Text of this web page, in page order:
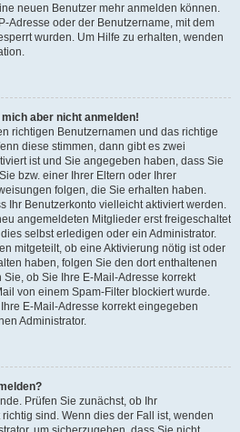
neuen Benutzer mehr anmelden können.
Adresse oder der Benutzername, mit dem
wurden. Um Hilfe zu erhalten, wenden
aber nicht anmelden!
richtigen Benutzernamen und das richtige
diese stimmen, dann gibt es zwei
ist und Sie angegeben haben, dass Sie
bzw. einer Ihrer Eltern oder Ihrer
folgen, die Sie erhalten haben.
Ihr Benutzerkonto vielleicht aktiviert werden.
angemeldeten Mitglieder erst freigeschaltet
selbst erledigen oder ein Administrator.
mitgeteilt, ob eine Aktivierung nötig ist oder
haben, folgen Sie den dort enthaltenen
ob Sie Ihre E-Mail-Adresse korrekt
von einem Spam-Filter blockiert wurde.
E-Mail-Adresse korrekt eingegeben
Administrator.
Prüfen Sie zunächst, ob Ihr
sind. Wenn dies der Fall ist, wenden